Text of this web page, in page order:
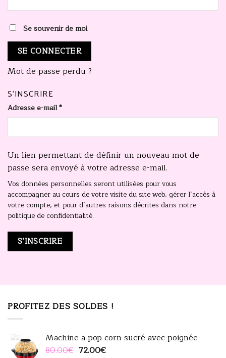
Se souvenir de moi
SE CONNECTER
Mot de passe perdu ?
S’INSCRIRE
Adresse e-mail*
Un lien permettant de définir un nouveau mot de
passe sera envoyé à votre adresse e-mail.
Vos données personnelles seront utilisées pour vous
accompagner au cours de votre visite du site web, gérer l’accès à
votre compte, et pour d’autres raisons décrites dans notre
politique de confidentialité.
S’INSCRIRE
PROFITEZ DES SOLDES !
Machine a pop corn sucré avec poignée
80.00€ Le
72.00€Le